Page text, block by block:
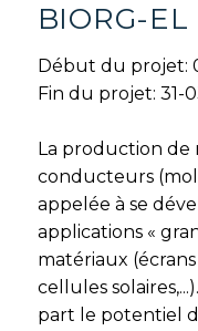
BIORG-EL
Début du projet:
Fin du projet: 31-
La production de
conducteurs
appelée à se
applications «
matériaux (écrans
cellules
part le potentiel